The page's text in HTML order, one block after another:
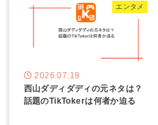
エンタメ
2026.07.19
西山ダディダディの元ネタは？
話題のTikTokerは何者か迫る